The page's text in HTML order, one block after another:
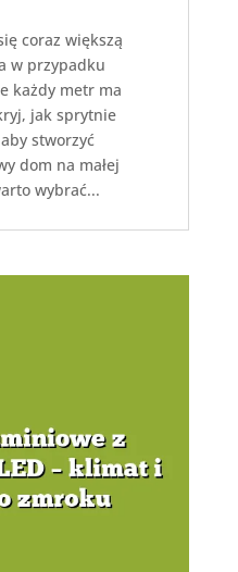
coraz większą
w przypadku
każdy metr ma
jak sprytnie
stworzyć
dom na małej
wybrać...